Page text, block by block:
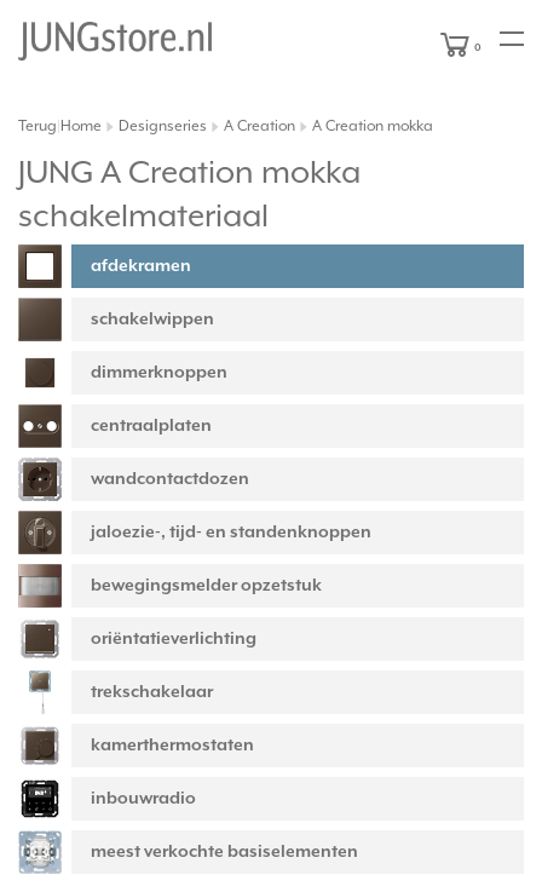
0
Terug Home Designseries A Creation A Creation mokka
JUNG A Creation mokka
schakelmateriaal
afdekramen
schakelwippen
dimmerknoppen
centraalplaten
wandcontactdozen
jaloezie-, tijd- en standenknoppen
bewegingsmelder opzetstuk
oriëntatieverlichting
trekschakelaar
kamerthermostaten
inbouwradio
meest verkochte basiselementen